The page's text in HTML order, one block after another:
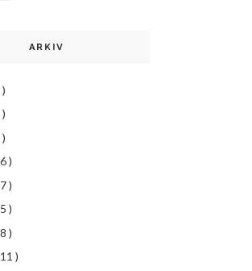
ARKIV
)
)
)
)
)